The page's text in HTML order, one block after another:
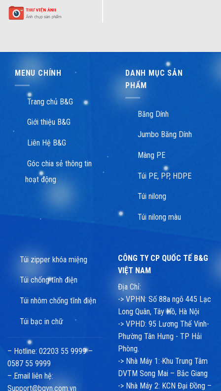
MENU CHÍNH
Trang chủ B&G
Giới thiệu B&G
Liên Hệ B&G
Góc chia sẻ thông tin
hoạt động
DANH MỤC SẢN
PHẨM
Băng Dính
Jumbo Băng Dính
Màng PE
Túi PE, PP, HDPE
Túi nilong
Túi nilong màu
Túi zipper khóa miệng
Túi chống tĩnh điện
Túi nhôm chống tĩnh điện
Túi bạc in chữ
– Hotline: 02203 55 9999 –
0587 55 9999
– Email liên hệ:
Support@bgvn.com.vn
CÔNG TY CP QUỐC TẾ B&G
VIỆT NAM
Địa Chỉ:
-> VPHN: Số 88a ngõ 445 Lạc
Long Quân, Tây Hồ, Hà Nội
-> VPHD: 95 Lương Thế Vinh-
Phường Tân Hưng - TP Hải
Phòng.
-> Nhà Máy 1: Khu Trung Tâm
DVTM Song Mai – Bắc Giang
-> Nhà Máy 2: KCN Đại Đồng –